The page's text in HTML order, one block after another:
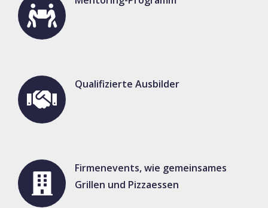
Qualifizierte Ausbilder
Firmenevents, wie gemeinsames
Grillen und Pizzaessen